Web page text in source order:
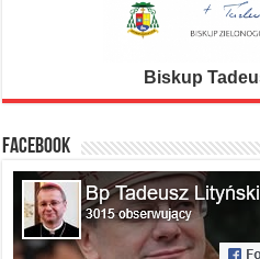
Biskup
FACEBOOK